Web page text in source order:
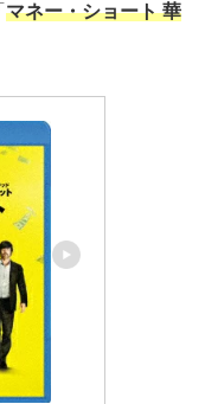
マネー・ショート 華